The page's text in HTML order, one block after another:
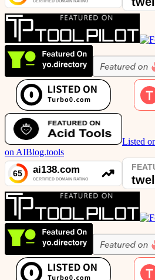
Listed
on AIBlog.tools